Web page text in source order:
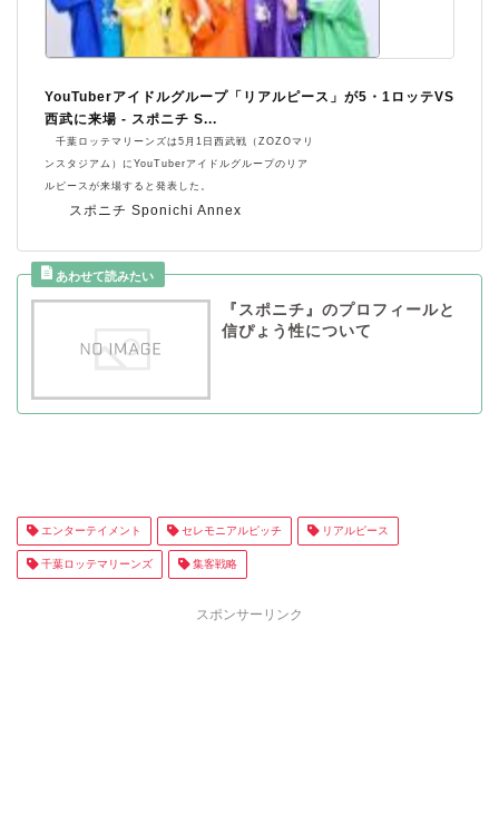
スポニチ Sponichi Annex
YouTuberアイドルグループ「リアルピース」が5・1ロッテVS
西武に来場 - スポニチ S...
千葉ロッテマリーンズは5月1日西武戦（ZOZOマリ
ンスタジアム）にYouTuberアイドルグループのリア
ルピースが来場すると発表した。
『スポニチ』のプロフィールと
信ぴょう性について
エンターテイメント セレモニアルピッチ リアルピース
千葉ロッテマリーンズ 集客戦略
スポンサーリンク